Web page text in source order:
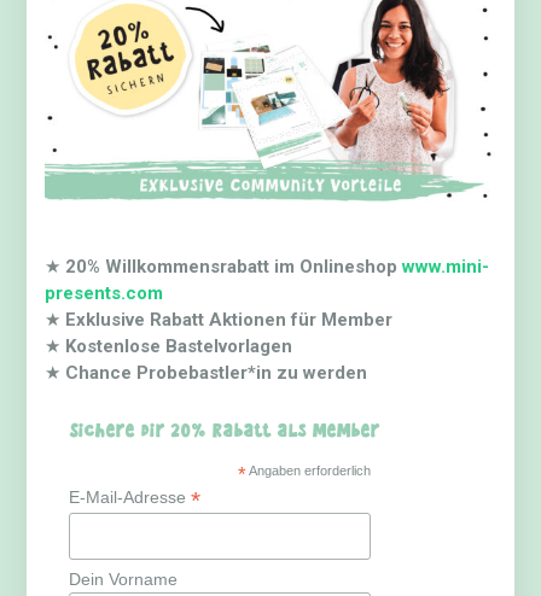
★ 20% Willkommensrabatt im Onlineshopwww.mini-
presents.com
★ Exklusive Rabatt Aktionen für Member
★ Kostenlose Bastelvorlagen
★ Chance Probebastler*in zu werden
Sichere dir 20% Rabatt als Member
*Angaben erforderlich
E-Mail-Adresse*
Dein Vorname